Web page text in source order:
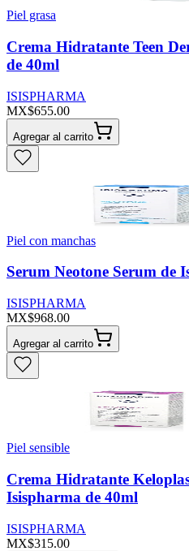
Piel grasa
Crema Hidratante Teen
de 40ml
ISISPHARMA
MX$655.00
Agregar al carrito
Piel con manchas
Serum Neotone Serum de
ISISPHARMA
MX$968.00
Agregar al carrito
Piel sensible
Crema Hidratante
Isispharma de 40ml
ISISPHARMA
MX$315.00